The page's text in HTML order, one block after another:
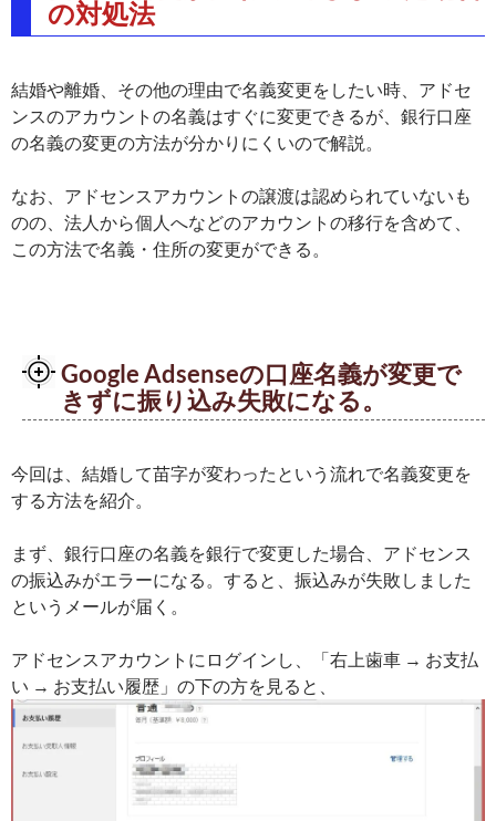
の対処法
結婚や離婚、その他の理由で名義変更をしたい時、アドセ
ンスのアカウントの名義はすぐに変更できるが、銀行口座
の名義の変更の方法が分かりにくいので解説。
なお、アドセンスアカウントの譲渡は認められていないも
のの、法人から個人へなどのアカウントの移行を含めて、
この方法で名義・住所の変更ができる。
Google Adsenseの口座名義が変更で
きずに振り込み失敗になる。
今回は、結婚して苗字が変わったという流れで名義変更を
する方法を紹介。
まず、銀行口座の名義を銀行で変更した場合、アドセンス
の振込みがエラーになる。すると、振込みが失敗しました
というメールが届く。
アドセンスアカウントにログインし、「右上歯車 → お支払
い → お支払い履歴」の下の方を見ると、